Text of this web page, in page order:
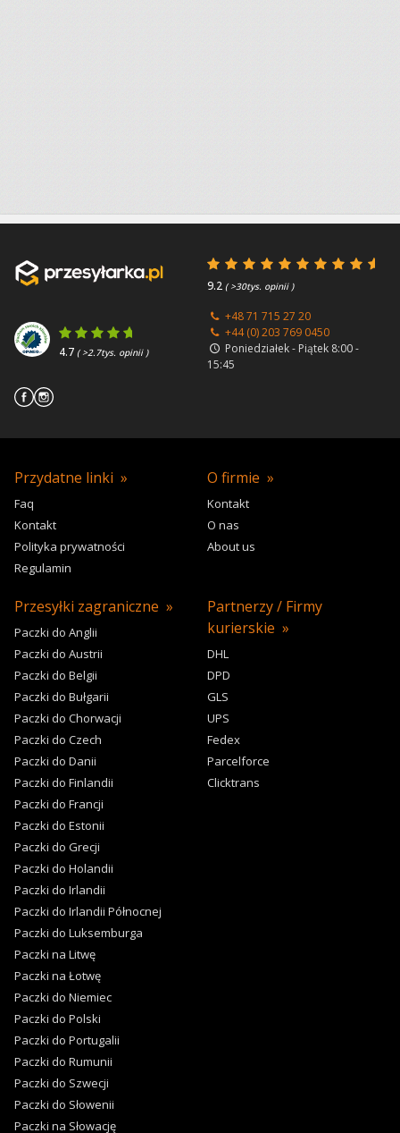
9.2 ( >30tys. opinii )
4.7 ( >2.7tys. opinii )
+48 71 715 27 20
+44 (0) 203 769 0450
Poniedziałek - Piątek 8:00 -
15:45
Przydatne linki
Faq
Kontakt
Polityka prywatności
Regulamin
O firmie
Kontakt
O nas
About us
Przesyłki zagraniczne
Paczki do Anglii
Paczki do Austrii
Paczki do Belgii
Paczki do Bułgarii
Paczki do Chorwacji
Paczki do Czech
Paczki do Danii
Paczki do Finlandii
Paczki do Francji
Paczki do Estonii
Paczki do Grecji
Paczki do Holandii
Paczki do Irlandii
Paczki do Irlandii Północnej
Paczki do Luksemburga
Paczki na Litwę
Paczki na Łotwę
Paczki do Niemiec
Paczki do Polski
Paczki do Portugalii
Paczki do Rumunii
Paczki do Szwecji
Paczki do Słowenii
Paczki na Słowację
Partnerzy / Firmy
kurierskie
DHL
DPD
GLS
UPS
Fedex
Parcelforce
Clicktrans